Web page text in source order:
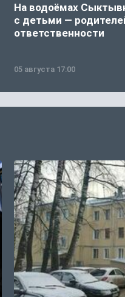
На водоёмах
с детьми —
ответственности
05 августа 17:00